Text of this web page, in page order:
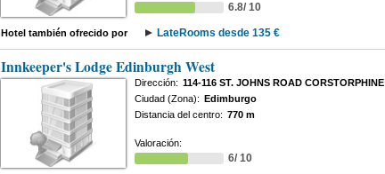
6.8/ 10
Hotel también ofrecido por LateRooms desde 135 €
Innkeeper's Lodge Edinburgh West
Dirección: 114-116 ST. JOHNS ROAD CORSTORPHINE
Ciudad (Zona): Edimburgo
Distancia del centro: 770 m
Valoración:
6/ 10